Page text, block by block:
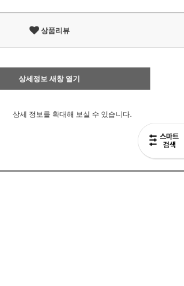
상품리뷰
상세정보 새창 열기
상세 정보를 확대해 보실 수 있습니다.